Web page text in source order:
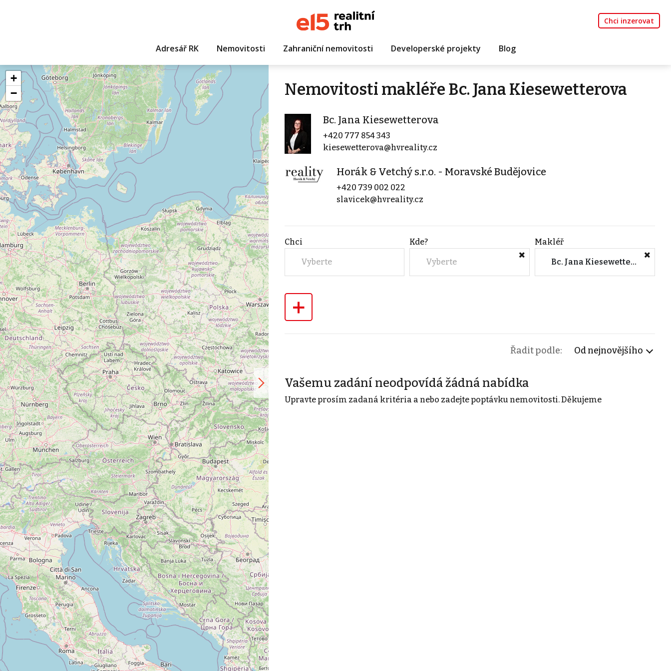
Chci inzerovat
Adresář RK Nemovitosti Zahraniční nemovitosti Developerské projekty Blog
+
−
Nemovitosti makléře Bc. Jana Kiesewetterova
Bc. Jana Kiesewetterova
+420 777 854 343
kiesewetterova@hvreality.cz
Horák & Vetchý s.r.o. - Moravské Budějovice
+420 739 002 022
slavicek@hvreality.cz
Chci
Vyberte
Kde?
Vyberte
Makléř
Bc. Jana Kiesewetterova (Horák & Vetchý s.r.o. - Moravské Budějovice)
+
Řadit podle: Od nejnovějšího
Vašemu zadání neodpovídá žádná nabídka
Upravte prosím zadaná kritéria a nebo zadejte poptávku nemovitosti. Děkujeme